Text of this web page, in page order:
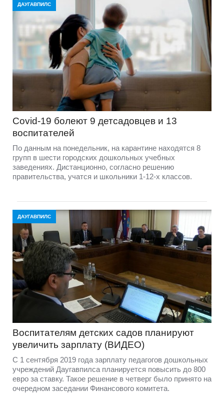
ДАУГАВПИЛС
Covid-19 болеют 9 детсадовцев и 13
воспитателей
По данным на понедельник, на карантине находятся 8
групп в шести городских дошкольных учебных
заведениях. Дистанционно, согласно решению
правительства, учатся и школьники 1-12-х классов.
ДАУГАВПИЛС
Воспитателям детских садов планируют
увеличить зарплату (ВИДЕО)
С 1 сентября 2019 года зарплату педагогов дошкольных
учреждений Даугавпилса планируется повысить до 800
евро за ставку. Такое решение в четверг было принято на
очередном заседании Финансового комитета.